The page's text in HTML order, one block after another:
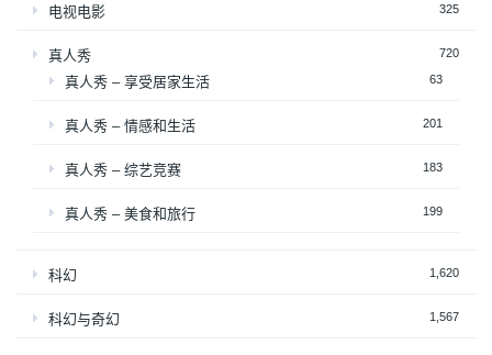
电视电影 325
真人秀 720
真人秀 – 享受居家生活 63
真人秀 – 情感和生活 201
真人秀 – 综艺竞赛 183
真人秀 – 美食和旅行 199
科幻 1,620
科幻与奇幻 1,567